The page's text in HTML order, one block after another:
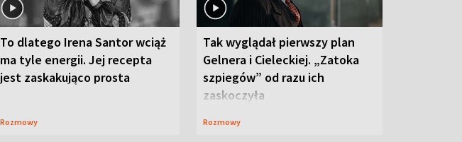
To dlatego Irena Santor wciąż
ma tyle energii. Jej recepta
jest zaskakująco prosta
Rozmowy
Tak wyglądał pierwszy plan
Gelnera i Cieleckiej. „Zatoka
szpiegów” od razu ich
zaskoczyła
Rozmowy